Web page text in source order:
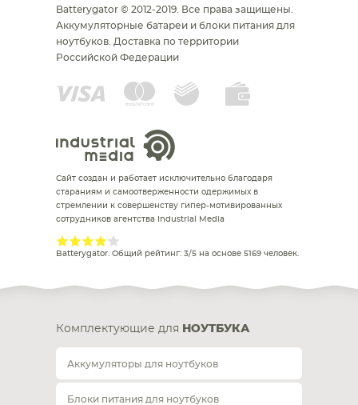
Batterygator © 2012-2019. Все права защищены.
Аккумуляторные батареи и блоки питания для
ноутбуков. Доставка по территории
Российской Федерации
Сайт создан и работает исключительно благодаря
стараниям и самоотверженности одержимых в
стремлении к совершенству гипер-мотивированных
сотрудников агентства Industrial Media
Batterygator. Общий рейтинг: 3/5 на основе 5169 человек.
Комплектующие для НОУТБУКА
Аккумуляторы для ноутбуков
Блоки питания для ноутбуков